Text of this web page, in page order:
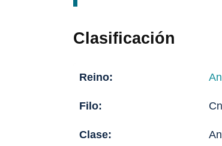
Clasificación
Reino:
Filo:
Clase: